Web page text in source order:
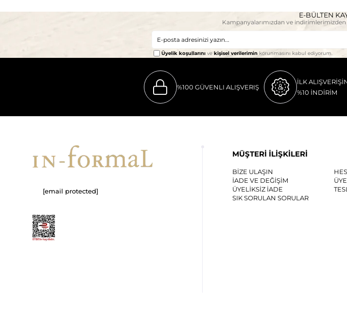
E-BÜLTEN
Kampanyalarımızdan ve
Üyelik koşullarını ve kişisel verilerimin korunmasını kabul ediyorum.
%100 GÜVENLI ALIŞVERIŞ
İLK
%10 İNDİRİM
[email protected]
MÜŞTERİ İLİŞKİLERİ
BİZE ULAŞIN
İADE VE DEĞİŞİM
ÜYELİKSİZ İADE
SIK SORULAN SORULAR